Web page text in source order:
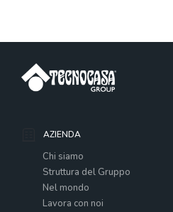
AZIENDA
Chi siamo
Struttura del Gruppo
Nel mondo
Lavora con noi